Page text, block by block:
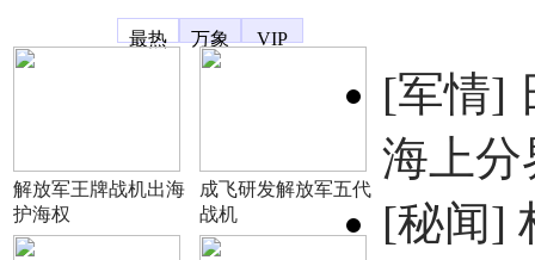
最热
万象 VIP
解放军王牌战机出海
护海权
成飞研发解放军五代
战机
[军情]
海上分
[秘闻]